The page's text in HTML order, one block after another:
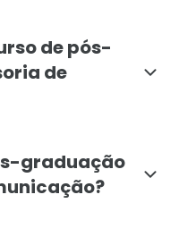
de pós-
de
graduação